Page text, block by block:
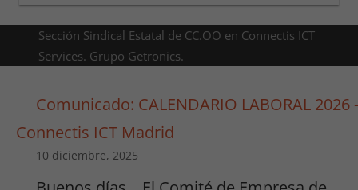
Sección Sindical Estatal de CC.OO en Connectis ICT
Services. Grupo Getronics.
Comunicado: CALENDARIO LABORAL 2026
Connectis ICT Madrid
10 diciembre, 2025